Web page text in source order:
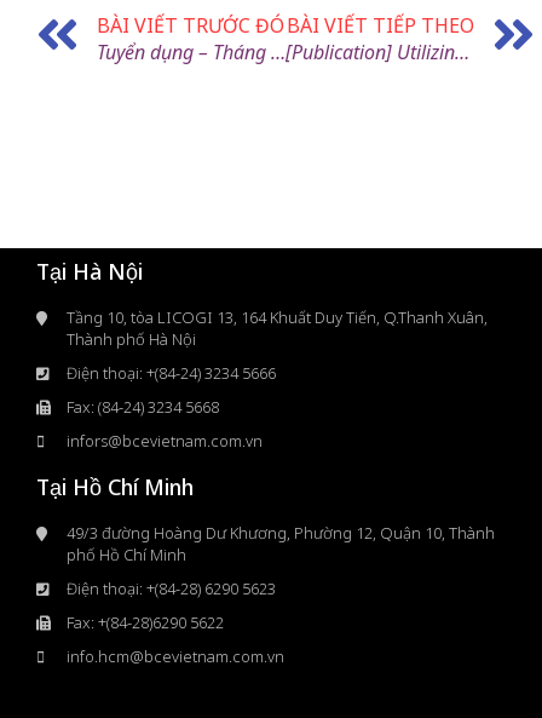
BÀI VIẾT TRƯỚC ĐÓ
Tuyển dụng – Tháng 8/2024
BÀI VIẾT TIẾP THEO
[Publication] Utilizing Nanopore direct RNA sequencing of blood from patients with sepsis for discovery of co- and post-transcriptional disease biomarkers
Tại Hà Nội
Tầng 10, tòa LICOGI 13, 164 Khuất Duy Tiến, Q.Thanh Xuân,
Thành phố Hà Nội
Điện thoại: +(84-24) 3234 5666
Fax: (84-24) 3234 5668
infors@bcevietnam.com.vn
Tại Hồ Chí Minh
49/3 đường Hoàng Dư Khương, Phường 12, Quận 10, Thành
phố Hồ Chí Minh
Điện thoại: +(84-28) 6290 5623
Fax: +(84-28)6290 5622
info.hcm@bcevietnam.com.vn